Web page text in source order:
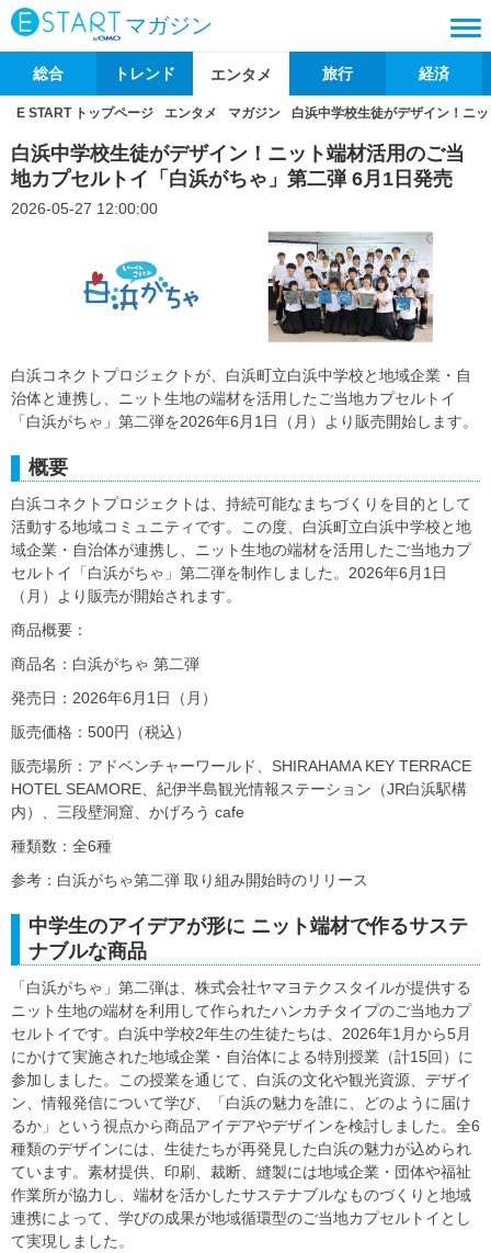
マガジン
総合 トレンド エンタメ 旅行 経済
E START トップページ エンタメ マガジン 白浜中学校生徒がデザイン！ニ
白浜中学校生徒がデザイン！ニット端材活用のご当
地カプセルトイ「白浜がちゃ」第二弾 6月1日発売
2026-05-27 12:00:00
白浜コネクトプロジェクトが、白浜町立白浜中学校と地域企業・自
治体と連携し、ニット生地の端材を活用したご当地カプセルトイ
「白浜がちゃ」第二弾を2026年6月1日（月）より販売開始します。
概要
白浜コネクトプロジェクトは、持続可能なまちづくりを目的として
活動する地域コミュニティです。この度、白浜町立白浜中学校と地
域企業・自治体が連携し、ニット生地の端材を活用したご当地カプ
セルトイ「白浜がちゃ」第二弾を制作しました。2026年6月1日
（月）より販売が開始されます。
商品概要：
商品名：白浜がちゃ 第二弾
発売日：2026年6月1日（月）
販売価格：500円（税込）
販売場所：アドベンチャーワールド、SHIRAHAMA KEY TERRACE
HOTEL SEAMORE、紀伊半島観光情報ステーション（JR白浜駅構
内）、三段壁洞窟、かげろう cafe
種類数：全6種
参考：白浜がちゃ第二弾 取り組み開始時のリリース
中学生のアイデアが形に ニット端材で作るサステ
ナブルな商品
「白浜がちゃ」第二弾は、株式会社ヤマヨテクスタイルが提供する
ニット生地の端材を利用して作られたハンカチタイプのご当地カプ
セルトイです。白浜中学校2年生の生徒たちは、2026年1月から5月
にかけて実施された地域企業・自治体による特別授業（計15回）に
参加しました。この授業を通じて、白浜の文化や観光資源、デザイ
ン、情報発信について学び、「白浜の魅力を誰に、どのように届け
るか」という視点から商品アイデアやデザインを検討しました。全6
種類のデザインには、生徒たちが再発見した白浜の魅力が込められ
ています。素材提供、印刷、裁断、縫製には地域企業・団体や福祉
作業所が協力し、端材を活かしたサステナブルなものづくりと地域
連携によって、学びの成果が地域循環型のご当地カプセルトイとし
て実現しました。